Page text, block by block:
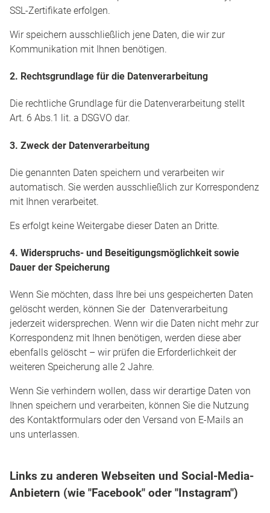
SSL-Zertifikate erfolgen.
Wir speichern ausschließlich jene Daten, die wir zur
Kommunikation mit Ihnen benötigen.
2. Rechtsgrundlage für die Datenverarbeitung
Die rechtliche Grundlage für die Datenverarbeitung stellt
Art. 6 Abs.1 lit. a DSGVO dar.
3. Zweck der Datenverarbeitung
Die genannten Daten speichern und verarbeiten wir
automatisch. Sie werden ausschließlich zur Korrespondenz
mit Ihnen verarbeitet.
Es erfolgt keine Weitergabe dieser Daten an Dritte.
4. Widerspruchs- und Beseitigungsmöglichkeit sowie
Dauer der Speicherung
Wenn Sie möchten, dass Ihre bei uns gespeicherten Daten
gelöscht werden, können Sie der Datenverarbeitung
jederzeit widersprechen. Wenn wir die Daten nicht mehr zur
Korrespondenz mit Ihnen benötigen, werden diese aber
ebenfalls gelöscht – wir prüfen die Erforderlichkeit der
weiteren Speicherung alle 2 Jahre.
Wenn Sie verhindern wollen, dass wir derartige Daten von
Ihnen speichern und verarbeiten, können Sie die Nutzung
des Kontaktformulars oder den Versand von E-Mails an
uns unterlassen.
Links zu anderen Webseiten und Social-Media-
Anbietern (wie "Facebook" oder "Instagram")